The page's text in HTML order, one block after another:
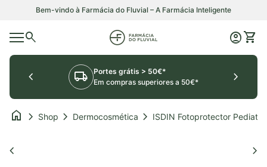
Saltar para o conteúdo
Bem-vindo à Farmácia do Fluvial – A Farmácia Inteligente
Navegação móvel
search Início Conta
account_circle Ver
shopping_cart
local_shipping
Portes grátis > 50€*
Em compras superiores a 50€*
chevron_left chevron_right
home chevron_right Shop chevron_right Dermocosmética chevron_right
chevron_left chevron_right